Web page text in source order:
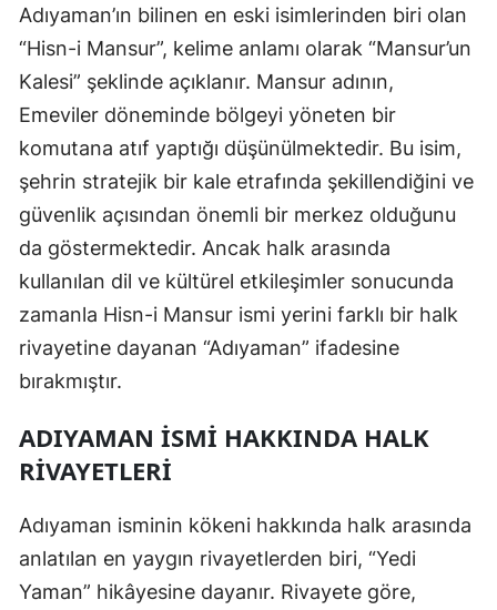
Mersin
İstanbul
İzmir
Kars
Kastamonu
Kayseri
Kırklareli
Malatya
Manisa
Adıyaman’ın bilinen en eski isimlerinden biri olan
“Hisn-i Mansur”, kelime anlamı olarak “Mansur’un
Kalesi” şeklinde açıklanır. Mansur adının,
Emeviler döneminde bölgeyi yöneten bir
komutana atıf yaptığı düşünülmektedir. Bu isim,
şehrin stratejik bir kale etrafında şekillendiğini ve
güvenlik açısından önemli bir merkez olduğunu
da göstermektedir. Ancak halk arasında
kullanılan dil ve kültürel etkileşimler sonucunda
zamanla Hisn-i Mansur ismi yerini farklı bir halk
rivayetine dayanan “Adıyaman” ifadesine
bırakmıştır.
ADIYAMAN İSMI HAKKINDA HALK
RIVAYETLERI
Adıyaman isminin kökeni hakkında halk arasında
anlatılan en yaygın rivayetlerden biri, “Yedi
Yaman” hikâyesine dayanır. Rivayete göre,